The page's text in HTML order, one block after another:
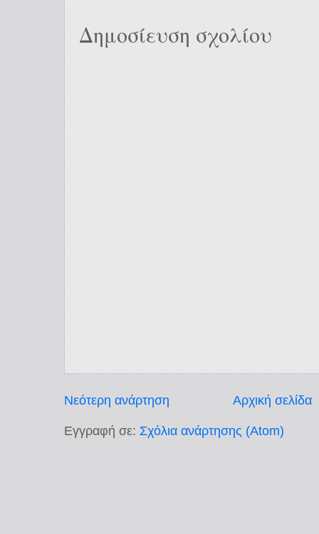
Δημοσίευση σχολίου
Νεότερη ανάρτηση Αρχική σελίδα
Εγγραφή σε: Σχόλια ανάρτησης (Atom)